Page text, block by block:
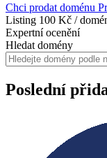
Chci prodat doménu
Listing 100 Kč /
Expertní ocenění
Hledat domény
Poslední